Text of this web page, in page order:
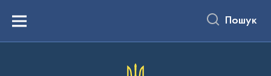
вмістуMenu Пошук